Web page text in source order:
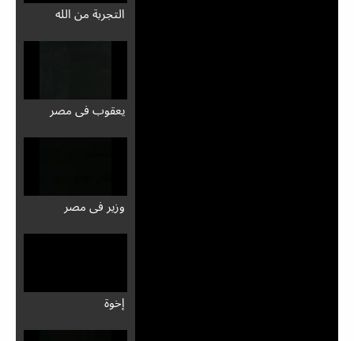
التجربة من الله
يعقوب في مصر
وزير في مصر
إخوة